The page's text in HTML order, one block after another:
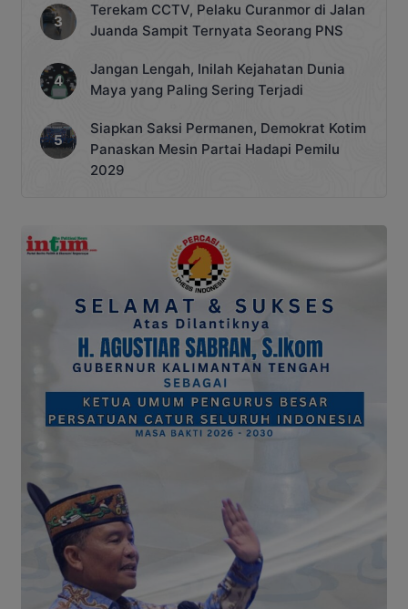
Terekam CCTV, Pelaku Curanmor di Jalan
Juanda Sampit Ternyata Seorang PNS
Jangan Lengah, Inilah Kejahatan Dunia
Maya yang Paling Sering Terjadi
Siapkan Saksi Permanen, Demokrat Kotim
Panaskan Mesin Partai Hadapi Pemilu
2029